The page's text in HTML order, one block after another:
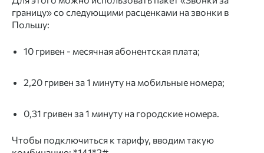
границу» со следующими расценками на звонки в
Польшу:
10 гривен - месячная абонентская плата;
2,20 гривен за 1 минуту на мобильные номера;
0,31 гривен за 1 минуту на городские номера.
Чтобы подключиться к тарифу, вводим такую